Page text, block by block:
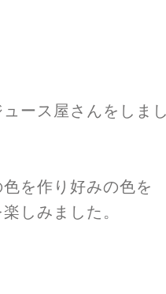
ース屋さんをしまし
を作り好みの色を
しみました。